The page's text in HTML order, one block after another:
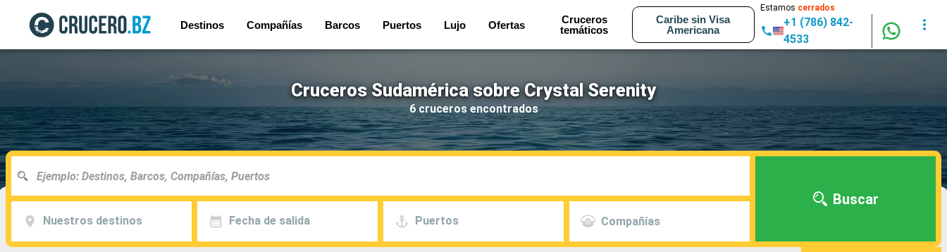
Destinos Compañías Barcos Puertos Lujo Ofertas
Cruceros
temáticos
Caribe sin Visa
Americana
Estamos cerrados
+1 (786) 842-
4533
Cruceros Sudamérica sobre Crystal Serenity
6 cruceros encontrados
Nuestros destinos Fecha de salida Puertos Compañías
Buscar